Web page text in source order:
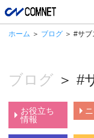
ホーム ＞ ブログ ＞ #サブ
ブログ ＞ #
お役立ち
情報